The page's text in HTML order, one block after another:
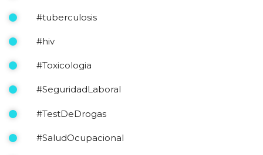
#tuberculosis
#hiv
#Toxicologia
#SeguridadLaboral
#TestDeDrogas
#SaludOcupacional